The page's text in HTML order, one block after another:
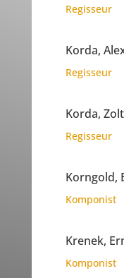
Regisseur
Korda,
Regisseur
Korda,
Regisseur
Korngold,
Komponist
Krenek,
Komponist